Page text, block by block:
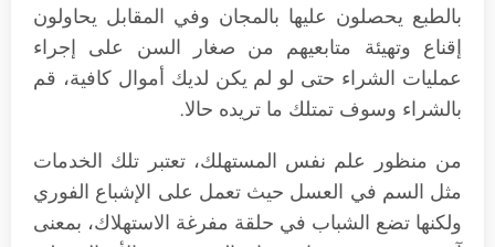
بالطبع يحصلون عليها بالمجان وفي المقابل يحاولون
إقناع وتهيئة متابعيهم من صغار السن على إجراء
عمليات الشراء حتى لو لم يكن لديك أموال كافية، قم
بالشراء وسوف تمتلك ما تريده حالا.
من منظور علم نفس المستهلك، تعتبر تلك الخدمات
مثل السم في العسل حيث تعمل على الإشباع الفوري
ولكنها تضع الشباب في حلقة مفرغة الاستهلاك، بمعنى